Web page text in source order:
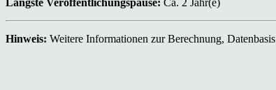
Längste Veröffentlichungspause: Ca. 2 Jahr(e)
Hinweis: Weitere Informationen zur Berechnung,